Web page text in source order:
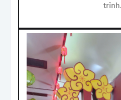
trình.